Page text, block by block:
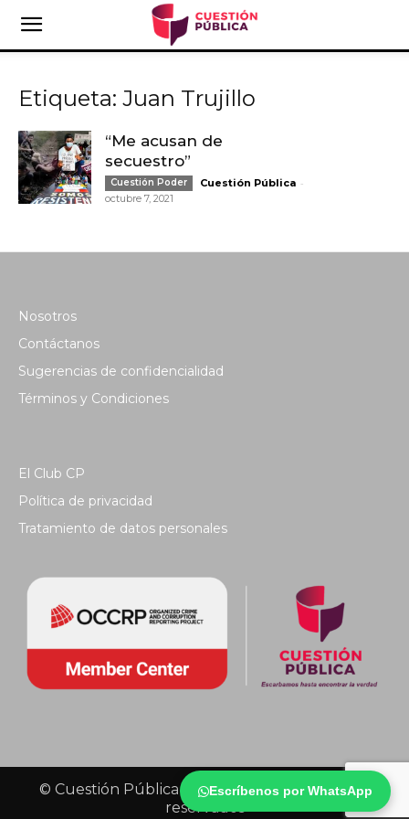
Escríbenos por WhatsApp
Etiqueta: Juan Trujillo
“Me acusan de
secuestro”
Cuestión Poder Cuestión Pública -
octubre 7, 2021
Nosotros
Contáctanos
Sugerencias de confidencialidad
Términos y Condiciones
El Club CP
Política de privacidad
Tratamiento de datos personales
© Cuestión Pública 2018 - Todos los derechos
reservados